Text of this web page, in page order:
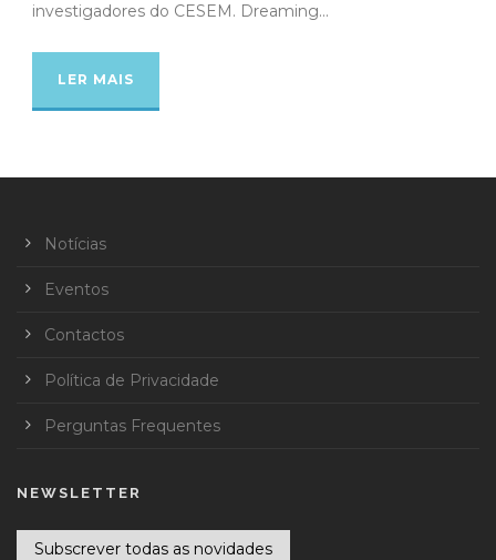
investigadores do CESEM. Dreaming...
LER MAIS
Notícias
Eventos
Contactos
Política de Privacidade
Perguntas Frequentes
NEWSLETTER
Subscrever todas as novidades